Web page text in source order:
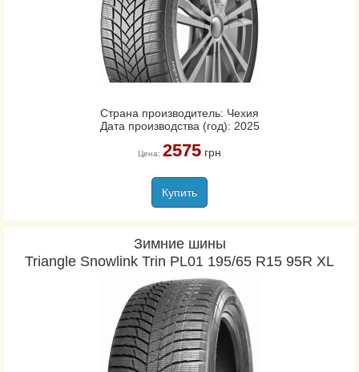
Страна производитель: Чехия
Дата производства (год): 2025
Цена: 2575грн
Купить
Зимние шины
Triangle Snowlink Trin PL01 195/65 R15 95R XL